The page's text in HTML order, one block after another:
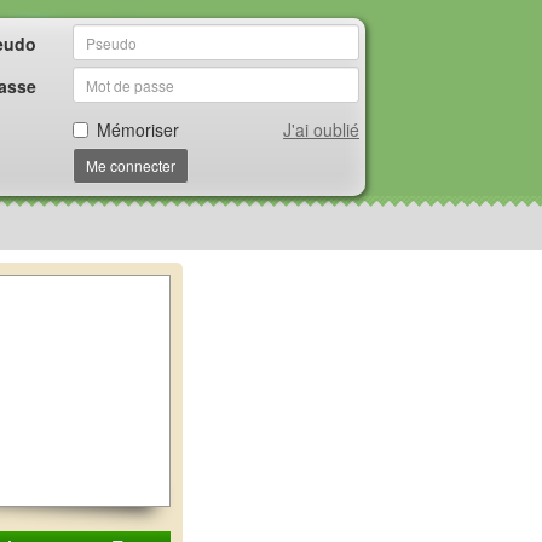
Mémoriser
J'ai oublié
Me connecter